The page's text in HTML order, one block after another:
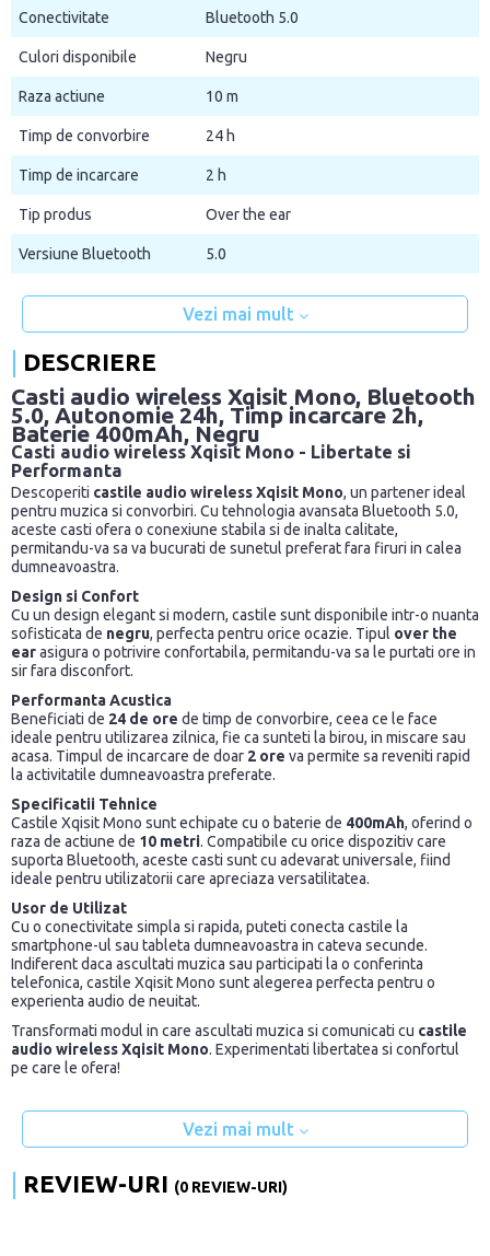
Conectivitate Bluetooth 5.0
Culori disponibile Negru
Raza actiune 10 m
Timp de convorbire 24 h
Timp de incarcare 2 h
Tip produs Over the ear
Versiune Bluetooth 5.0
Vezi mai mult
DESCRIERE
Casti audio wireless Xqisit Mono, Bluetooth
5.0, Autonomie 24h, Timp incarcare 2h,
Baterie 400mAh, Negru
Casti audio wireless Xqisit Mono - Libertate si
Performanta
Descoperiti castile audio wireless Xqisit Mono, un partener ideal
pentru muzica si convorbiri. Cu tehnologia avansata Bluetooth 5.0,
aceste casti ofera o conexiune stabila si de inalta calitate,
permitandu-va sa va bucurati de sunetul preferat fara firuri in calea
dumneavoastra.
Design si Confort
Cu un design elegant si modern, castile sunt disponibile intr-o nuanta
sofisticata de negru, perfecta pentru orice ocazie. Tipul over the
earasigura o potrivire confortabila, permitandu-va sa le purtati ore in
sir fara disconfort.
Performanta Acustica
Beneficiati de 24 de ore de timp de convorbire, ceea ce le face
ideale pentru utilizarea zilnica, fie ca sunteti la birou, in miscare sau
acasa. Timpul de incarcare de doar 2 ore va permite sa reveniti rapid
la activitatile dumneavoastra preferate.
Specificatii Tehnice
Castile Xqisit Mono sunt echipate cu o baterie de 400mAh, oferind o
raza de actiune de 10 metri. Compatibile cu orice dispozitiv care
suporta Bluetooth, aceste casti sunt cu adevarat universale, fiind
ideale pentru utilizatorii care apreciaza versatilitatea.
Usor de Utilizat
Cu o conectivitate simpla si rapida, puteti conecta castile la
smartphone-ul sau tableta dumneavoastra in cateva secunde.
Indiferent daca ascultati muzica sau participati la o conferinta
telefonica, castile Xqisit Mono sunt alegerea perfecta pentru o
experienta audio de neuitat.
Transformati modul in care ascultati muzica si comunicati cu castile
audio wireless Xqisit Mono. Experimentati libertatea si confortul
pe care le ofera!
Vezi mai mult
REVIEW-URI (0 REVIEW-URI)